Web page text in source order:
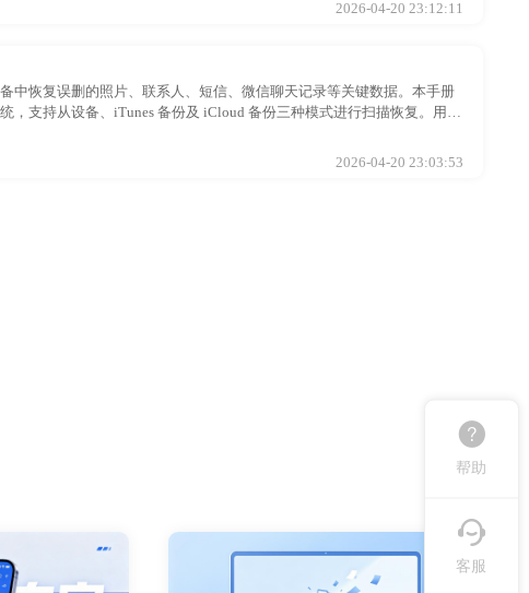
2026-04-20 23:12:11
中恢复误删的照片、联系人、短信、微信聊天记录等关键数据。本手册
，支持从设备、iTunes 备份及 iCloud 备份三种模式进行扫描恢复。用户
2026-04-20 23:03:53
帮助
客服